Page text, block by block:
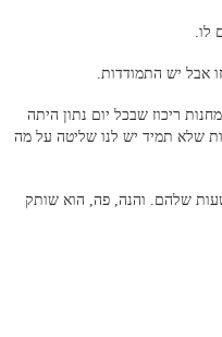
לו.
אבל יש התמודדות.
של חיים במחנות ריכוז שבכל יום נתון היתה
אפשר לחוות משמעות.5 הוא מגיע למסקנה שלמרות שלא תמיד יש לנו שליטה על מה
שלהם. והנה, פה, הוא שותק